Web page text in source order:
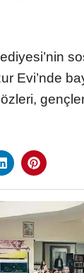
Evi’nde